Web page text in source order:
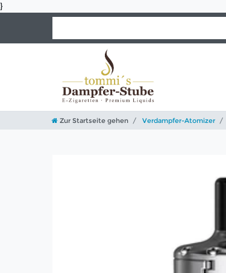
}
Zur Startseite gehen Verdampfer-Atomizer